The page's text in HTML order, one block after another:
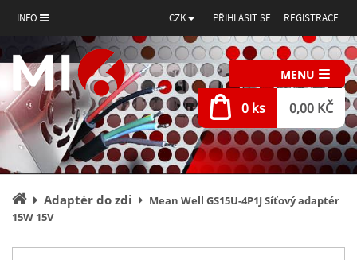
INFO CZK PŘIHLÁSIT SE REGISTRACE
MENU
0 ks 0,00 KČ
Úvodní
stránka
Adaptér do zdi
Mean Well GS15U-4P1J Síťový adaptér
15W 15V